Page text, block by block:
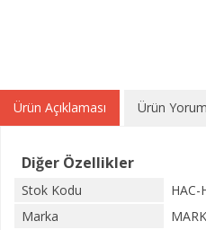
Ürün Açıklaması Ürün
Diğer Özellikler
Stok Kodu
HAC-
Marka